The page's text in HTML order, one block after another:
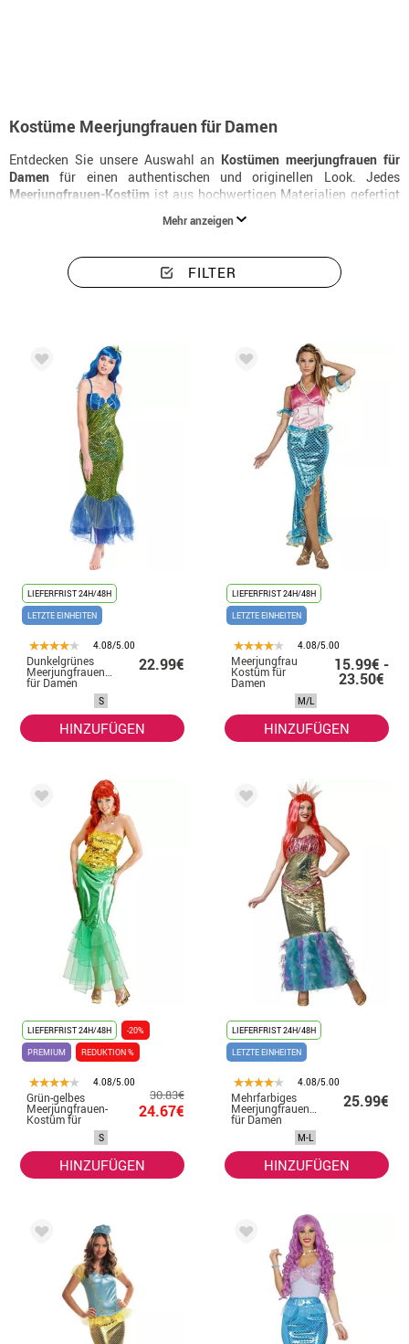
Kostüme Meerjungfrauen für Damen
Entdecken Sie unsere Auswahl an Kostümen meerjungfrauen für
Damen für einen authentischen und originellen Look. Jedes
Meerjungfrauen-Kostüm ist aus hochwertigen Materialien gefertigt
und mit passenden Accessoires erhältlich. Das ideale
für Karneval und Halloween.
Mehr anzeigen
FILTER
LIEFERFRIST 24H/48H
LETZTE EINHEITEN
4.08/5.00
Dunkelgrünes
Meerjungfrauenkostüm
für Damen
22.99€
S
HINZUFÜGEN
LIEFERFRIST 24H/48H
LETZTE EINHEITEN
4.08/5.00
Meerjungfrau
Kostüm für
Damen
15.99€ -
23.50€
M/L
HINZUFÜGEN
LIEFERFRIST 24H/48H
-20%
PREMIUM
REDUKTION %
4.08/5.00
Grün-gelbes
Meerjungfrauen-
Kostüm für
30.83€
24.67€
S
HINZUFÜGEN
LIEFERFRIST 24H/48H
LETZTE EINHEITEN
4.08/5.00
Mehrfarbiges
Meerjungfrauenkostüm
für Damen
25.99€
M-L
HINZUFÜGEN